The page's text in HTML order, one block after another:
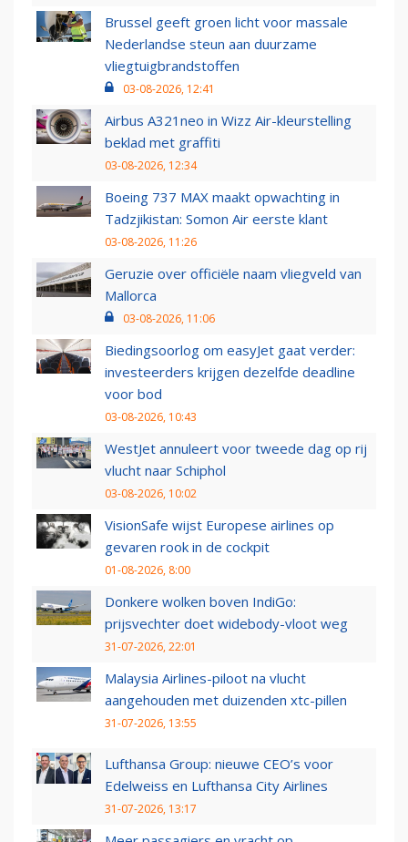
Brussel geeft groen licht voor massale
Nederlandse steun aan duurzame
vliegtuigbrandstoffen
03-08-2026, 12:41
Airbus A321neo in Wizz Air-kleurstelling
beklad met graffiti
03-08-2026, 12:34
Boeing 737 MAX maakt opwachting in
Tadzjikistan: Somon Air eerste klant
03-08-2026, 11:26
Geruzie over officiële naam vliegveld van
Mallorca
03-08-2026, 11:06
Biedingsoorlog om easyJet gaat verder:
investeerders krijgen dezelfde deadline
voor bod
03-08-2026, 10:43
WestJet annuleert voor tweede dag op rij
vlucht naar Schiphol
03-08-2026, 10:02
VisionSafe wijst Europese airlines op
gevaren rook in de cockpit
01-08-2026, 8:00
Donkere wolken boven IndiGo:
prijsvechter doet widebody-vloot weg
31-07-2026, 22:01
Malaysia Airlines-piloot na vlucht
aangehouden met duizenden xtc-pillen
31-07-2026, 13:55
Lufthansa Group: nieuwe CEO’s voor
Edelweiss en Lufthansa City Airlines
31-07-2026, 13:17